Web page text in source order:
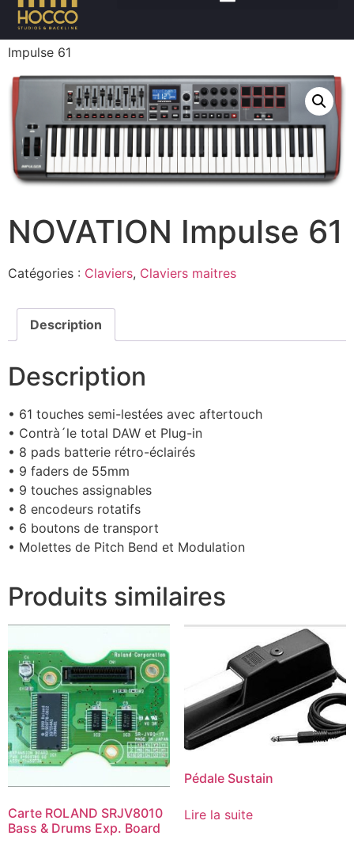
Accueil/Claviers
Impulse 61
NOVATION Impulse 61
Catégories : Claviers, Claviers maitres
Description
Description
• 61 touches semi-lestées avec aftertouch
• Contrà´le total DAW et Plug-in
• 8 pads batterie rétro-éclairés
• 9 faders de 55mm
• 9 touches assignables
• 8 encodeurs rotatifs
• 6 boutons de transport
• Molettes de Pitch Bend et Modulation
Produits similaires
Carte ROLAND SRJV8010
Bass & Drums Exp. Board
Pédale Sustain
Lire la suite